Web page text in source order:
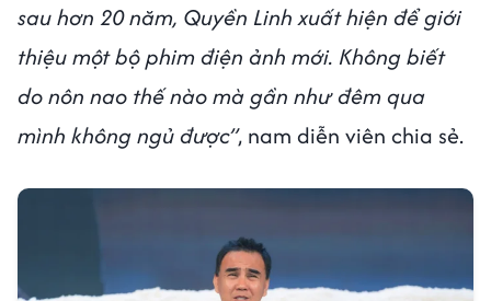
sau hơn 20 năm, Quyền Linh xuất hiện để giới
thiệu một bộ phim điện ảnh mới. Không biết
do nôn nao thế nào mà gần như đêm qua
mình không ngủ được”, nam diễn viên chia sẻ.